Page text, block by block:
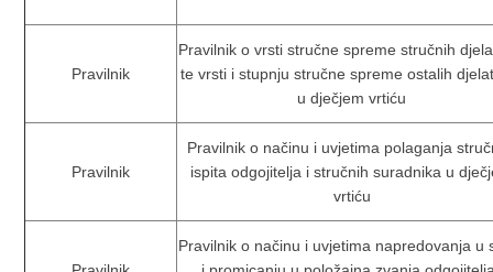
Pravilnik
Pravilnik o vrsti stručne spreme stručnih
te vrsti i stupnju stručne spreme ostalih
u dječjem vrtiću
Pravilnik
Pravilnik o načinu i uvjetima polaganja
ispita odgojitelja i stručnih suradnika u
vrtiću
Pravilnik o načinu i uvjetima napredovanja u